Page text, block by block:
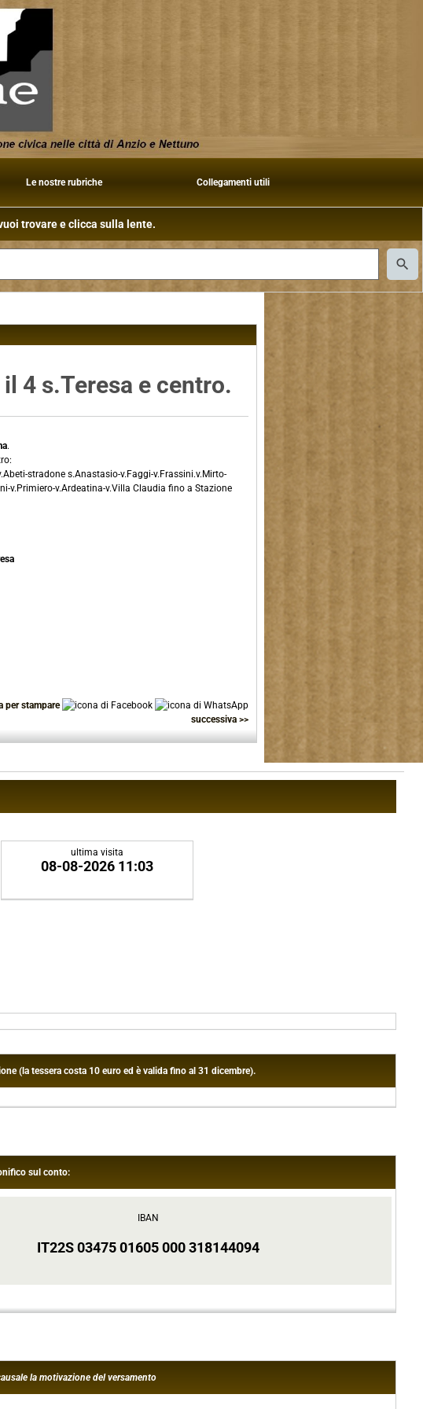
Le nostre rubriche Collegamenti utili
trovare e clicca sulla lente.
4 s.Teresa e centro.
.
stradone s.Anastasio-v.Faggi-v.Frassini.v.Mirto-
v.Primiero-v.Ardeatina-v.Villa Claudia fino a Stazione
successiva >>
ultima visita
08-08-2026 11:03
(la tessera costa 10 euro ed è valida fino al 31 dicembre).
sul conto:
IBAN
IT22S 03475 01605 000 318144094
la motivazione del versamento